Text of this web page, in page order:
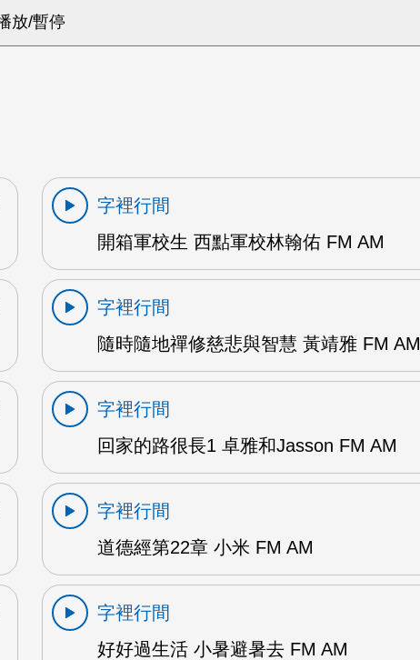
字裡行間
開箱軍校生 西點軍校林翰佑 FM AM
字裡行間
隨時隨地禪修慈悲與智慧 黃靖雅 FM AM
字裡行間
回家的路很長1 卓雅和Jasson FM AM
字裡行間
道德經第22章 小米 FM AM
字裡行間
好好過生活 小暑避暑去 FM AM